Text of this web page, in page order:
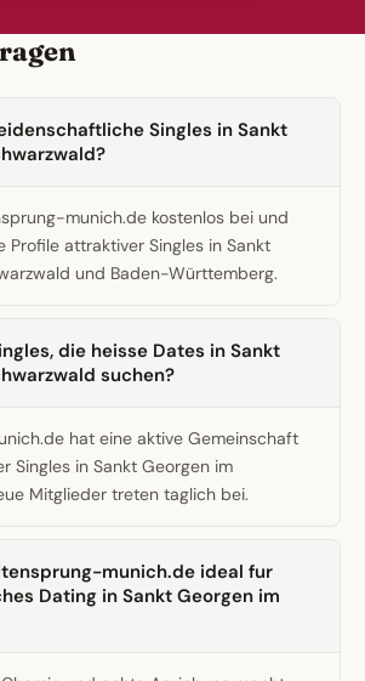
Singles in Sankt
munich.de kostenlos bei und
Profile attraktiver Singles in Sankt
und Baden-Württemberg.
die heisse Dates in Sankt
suchen?
hat eine aktive Gemeinschaft
Singles in Sankt Georgen im
Mitglieder treten taglich bei.
munich.de ideal fur
Dating in Sankt Georgen im